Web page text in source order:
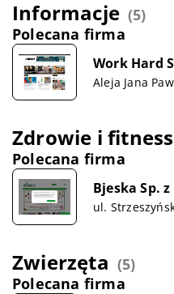
Informacje (5)
Polecana firma
Work Hard
Aleja Jana
Zdrowie i fitness
Polecana firma
Bjeska Sp.
ul.
Zwierzęta (5)
Polecana firma